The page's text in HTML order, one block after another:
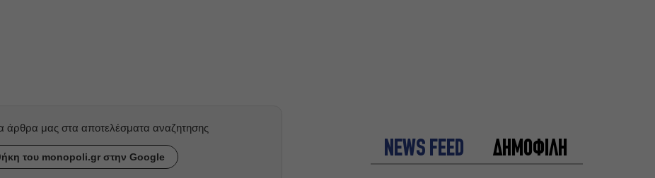
άρθρα μας στα αποτελέσματα αναζητησης
του monopoli.gr στην Google NEWS FEED ΔΗΜΟΦΙΛΗ